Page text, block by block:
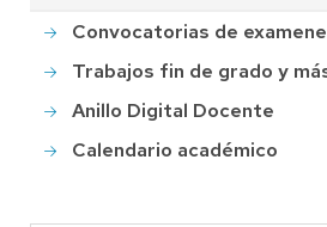
Convocatorias de
Trabajos fin de grado y
Anillo Digital Docente
Calendario académico